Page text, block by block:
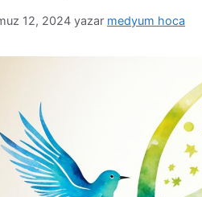
12, 2024 yazar medyum hoca